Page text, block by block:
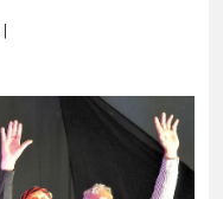
|